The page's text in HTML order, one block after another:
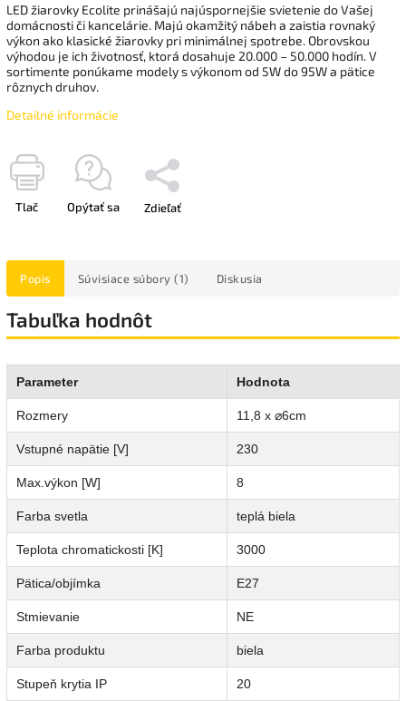
LED žiarovky Ecolite prinášajú najúspornejšie svietenie do Vašej
domácnosti či kancelárie. Majú okamžitý nábeh a zaistia rovnaký
výkon ako klasické žiarovky pri minimálnej spotrebe. Obrovskou
výhodou je ich životnosť, ktorá dosahuje 20.000 – 50.000 hodín. V
sortimente ponúkame modely s výkonom od 5W do 95W a pätice
rôznych druhov.
Detailné informácie
Tlač Opýtať sa Zdieľať
Popis Súvisiace súbory (1) Diskusia
Tabuľka hodnôt
Parameter Hodnota
Rozmery 11,8 x ⌀6cm
Vstupné napätie [V] 230
Max.výkon [W] 8
Farba svetla teplá biela
Teplota chromatickosti [K] 3000
Pätica/objímka E27
Stmievanie NE
Farba produktu biela
Stupeň krytia IP 20